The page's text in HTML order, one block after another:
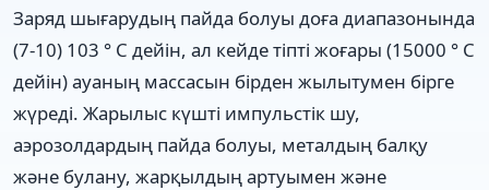
Заряд шығарудың пайда болуы доға диапазонында
(7-10) 103 ° C дейін, ал кейде тіпті жоғары (15000 ° C
дейін) ауаның массасын бірден жылытумен бірге
жүреді. Жарылыс күшті импульстік шу,
аэрозолдардың пайда болуы, металдың балқу
және булану, жарқылдың артуымен және